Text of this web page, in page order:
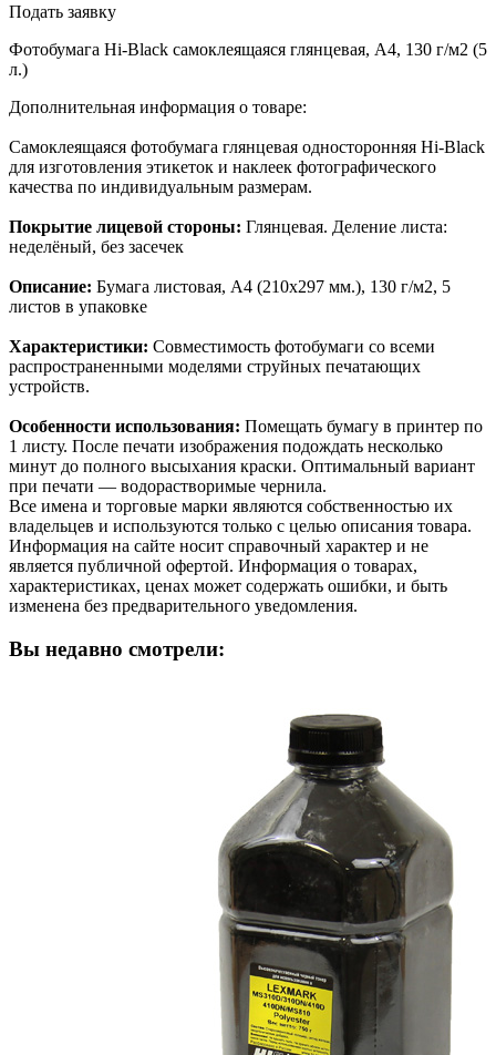
Подать заявку
Фотобумага Hi-Black самоклеящаяся глянцевая, A4, 130 г/м2 (5
л.)
Дополнительная информация о товаре:
Самоклеящаяся фотобумага глянцевая односторонняя Hi-Black
для изготовления этикеток и наклеек фотографического
качества по индивидуальным размерам.
Покрытие лицевой стороны: Глянцевая. Деление листа:
неделёный, без засечек
Описание: Бумага листовая, A4 (210x297 мм.), 130 г/м2, 5
листов в упаковке
Характеристики: Совместимость фотобумаги со всеми
распространенными моделями струйных печатающих
устройств.
Особенности использования: Помещать бумагу в принтер по
1 листу. После печати изображения подождать несколько
минут до полного высыхания краски. Оптимальный вариант
при печати — водорастворимые чернила.
Все имена и торговые марки являются собственностью их
владельцев и используются только с целью описания товара.
Информация на сайте носит справочный характер и не
является публичной офертой. Информация о товарах,
характеристиках, ценах может содержать ошибки, и быть
изменена без предварительного уведомления.
Вы недавно смотрели: